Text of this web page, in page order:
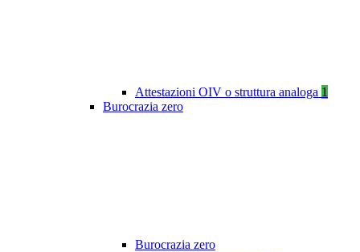
Attestazioni OIV o struttura analoga 1
Burocrazia zero
Burocrazia zero